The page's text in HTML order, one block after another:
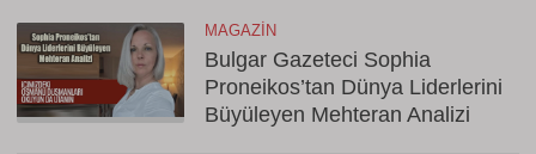
MAGAZIN
Bulgar Gazeteci Sophia
Proneikos’tan Dünya Liderlerini
Büyüleyen Mehteran Analizi